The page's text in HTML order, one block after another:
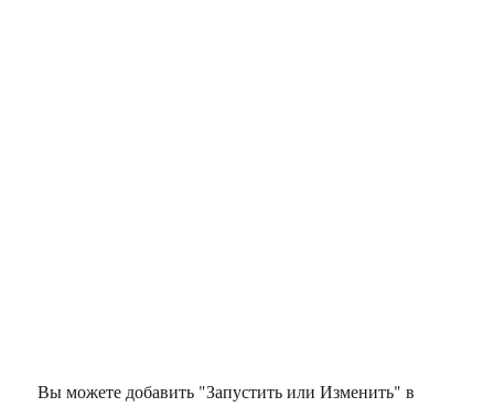
Вы можете добавить "Запустить или Изменить" в